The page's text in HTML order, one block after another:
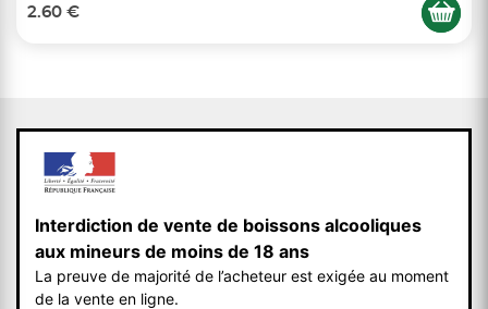
2.60 €
Interdiction de vente de boissons alcooliques
aux mineurs de moins de 18 ans
La preuve de majorité de l’acheteur est exigée au moment
de la vente en ligne.